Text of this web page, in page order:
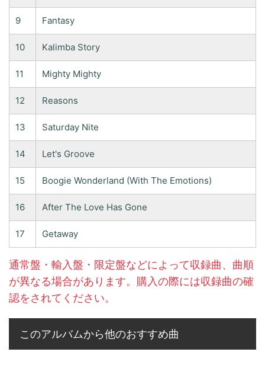
9 Fantasy
10 Kalimba Story
11 Mighty Mighty
12 Reasons
13 Saturday Nite
14 Let's Groove
15 Boogie Wonderland (With The Emotions)
16 After The Love Has Gone
17 Getaway
通常盤・輸入盤・限定盤などによって収録曲、曲順
が異なる場合があります。購入の際には収録曲の確
認をされてください。
このアルバムから他のおすすめ曲